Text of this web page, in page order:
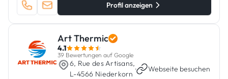
Profil anzeigen
Art Thermic
4.1
39 Bewertungen auf Google
6, Rue des Artisans,
L-4566 Niederkorn
· Webseite besuchen